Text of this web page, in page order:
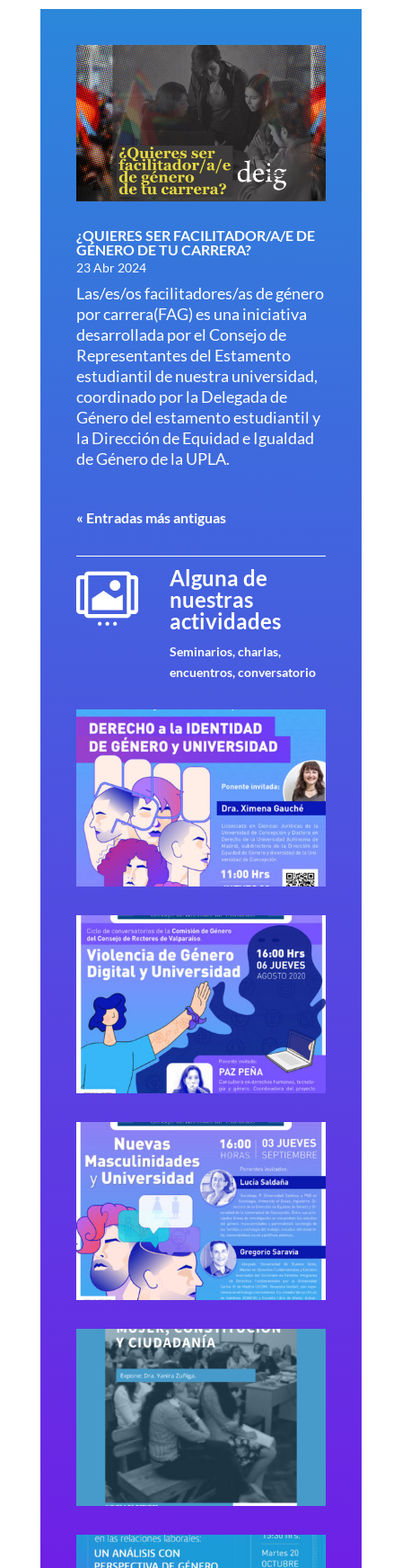
¿QUIERES SER FACILITADOR/A/E DE
GÉNERO DE TU CARRERA?
23 Abr 2024
Las/es/os facilitadores/as de género
por carrera(FAG) es una iniciativa
desarrollada por el Consejo de
Representantes del Estamento
estudiantil de nuestra universidad,
coordinado por la Delegada de
Género del estamento estudiantil y
la Dirección de Equidad e Igualdad
de Género de la UPLA.
« Entradas más antiguas

Alguna de
nuestras
actividades
Seminarios, charlas,
encuentros, conversatorio